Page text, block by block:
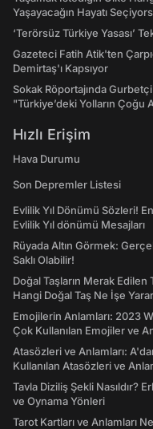
Yaşayacağın Hayatı
‘Terörsüz Türkiye Yasası’
Gazeteci Fatih Atik'ten
Demirtaş'ı Kapsıyor
Sokak Röportajında
"Türkiye’deki Yolların Çoğu
Hızlı Erişim
Hava Durumu
Son Depremler Listesi
Evlilik Yıl Dönümü Sözleri!
Evlilik Yıl dönümü Mesajları
Rüyada Altın Görmek:
Saklı Olabilir!
Doğal Taşların Merak
Hangi Doğal Taş Ne İşe
Emojilerin Anlamları: 2023
Çok Kullanılan Emojiler ve
Atasözleri ve Anlamları:
Kullanılan Atasözleri ve
Tavla Diziliş Şekli Nasıldır?
ve Oynama Yönleri
Tarot Kartları ve Anlamları